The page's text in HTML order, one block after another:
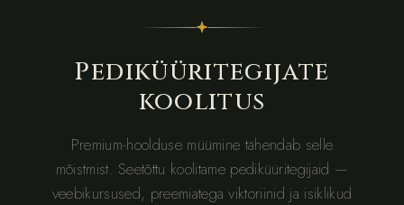
Pediküüritegijate
koolitus
Premium-hoolduse müümine tähendab selle
mõistmist. Seetõttu koolitame pediküüritegijaid —
veebikursused, preemiatega viktoriinid ja isiklikud